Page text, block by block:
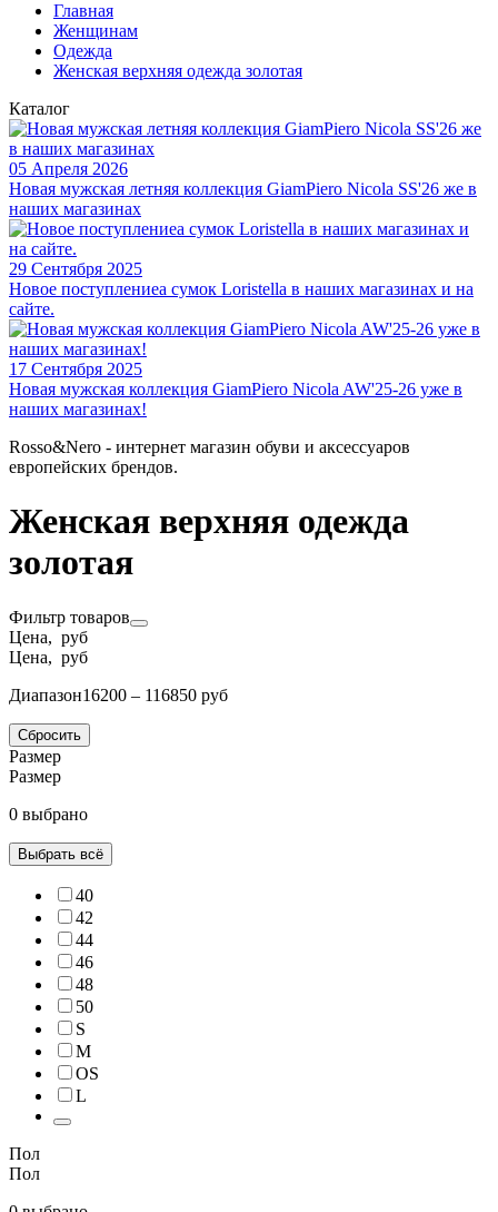
Главная
Женщинам
Одежда
Женская верхняя одежда золотая
Каталог
05 Апреля 2026
Новая мужская летняя коллекция GiamPiero Nicola SS'26 же в
наших магазинах
29 Сентября 2025
Новое поступлениеа сумок Loristella в наших магазинах и на
сайте.
17 Сентября 2025
Новая мужская коллекция GiamPiero Nicola AW'25-26 уже в
наших магазинах!
Rosso&Nero - интернет магазин обуви и аксессуаров
европейских брендов.
Женская верхняя одежда
золотая
Фильтр товаров
Цена, руб
Цена, руб
Диапазон16200 – 116850 руб
Сбросить
Размер
Размер
0 выбрано
Выбрать всё
40
42
44
46
48
50
S
M
OS
L
Пол
Пол